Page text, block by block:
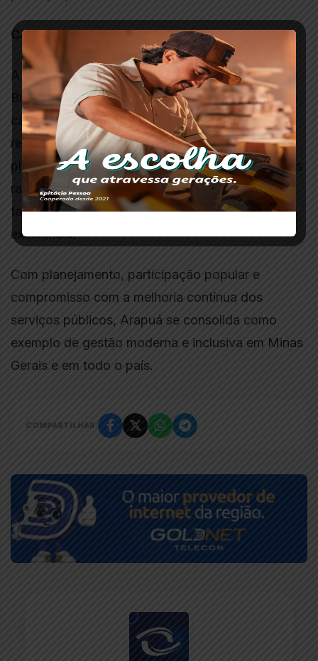
Caminho de crescimento
A presença entre os 500 melhores municípios do
Brasil é mais uma prova de que Arapuá segue no
caminho certo. O IFDM é uma ferramenta que
reforça a importância de políticas públicas
planejadas e efetivas. A cidade mineira, com suas
raízes firmes e olhar no futuro, mostra que
tamanho não é obstáculo para alcançar
excelência.
Com planejamento, participação popular e
compromisso com a melhoria contínua dos
serviços públicos, Arapuá se consolida como
exemplo de gestão moderna e inclusiva em Minas
Gerais e em todo o país.
COMPARTILHAR: